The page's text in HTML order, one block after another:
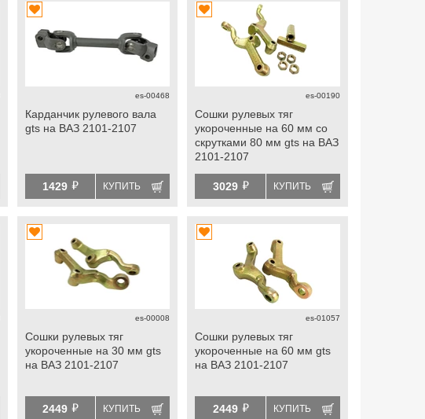
es-00468
Карданчик рулевого вала
gts на ВАЗ 2101-2107
1429 й КУПИТЬ
es-00190
Сошки рулевых тяг
укороченные на 60 мм со
скрутками 80 мм gts на ВАЗ
2101-2107
3029 й КУПИТЬ
es-00008
Сошки рулевых тяг
укороченные на 30 мм gts
на ВАЗ 2101-2107
2449 й КУПИТЬ
es-01057
Сошки рулевых тяг
укороченные на 60 мм gts
на ВАЗ 2101-2107
2449 й КУПИТЬ